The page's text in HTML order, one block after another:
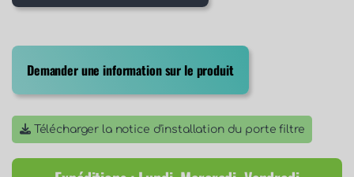
Demander une information sur le produit
Télécharger la notice d'installation du porte filtre